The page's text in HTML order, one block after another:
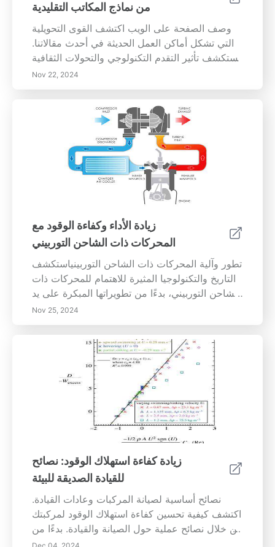
من نماذج المكاتب التقليدية
وصف الصفحة على الويب اكتشف القوى التحويلية
التي تشكل أماكن العمل الحديثة في أحدث مقالاتنا.
نستكشف تأثير التقدم التكنولوجي والتحولات الثقافية
على توقعات الموظفين، مع التركيز على زيادة العمل
عن بُعد وخيارات العمل المرنة. تعلم كيف تعطي
والاستدامة، وكفاءة التكاليف بينما تتكيف مع التقنيات
الجديدة وتعيد تعريف ثقافة مكان العمل. فهم
التحديات التي تواجه التعاون والتواصل في بيئات
العمل المتنوعة والهجينة. انضم إلينا بينما نتطلع إلى
المستقبل لأماكن العمل، مع التركيز على رفاهية
الموظفين وتصاميم مبتكرة تعزز الشمولية والإبداع.
ابقَ على اطلاع بأهم الاتجاهات التي ستحدد نجاح
Nov 22, 2024
زيادة الأداء وكفاءة الوقود مع
المحركات ذات الشاحن التوربيني
تطور وآلية المحركات ذات الشاحن التوربينياستكشف
التاريخ والتكنولوجيا المثيرة للاهتمام للمحركات ذات
الشاحن التوربيني، بدءًا من تطويراتها المبكرة على يد
ألفريد بوخي إلى تطبيقاتها الحديثة في السيارات
اليومية. تعرف على كيفية تحسين الشاحن التوربيني
لكفاءة المحرك وأدائه من خلال استخدام طاقة غاز
العادم لتعزيز القوة دون زيادة حجم المحرك. اكتشف
المزايا الكبيرة لمحركات الشاحن التوربيني، بما في
ذلك تحسين استهلاك الوقود وتقليل الانبعاثات، مع
مواجهة تحديات تأخر الشاحن والحرارة. أثناء تطلعنا
إلى المستقبل، اغمر في الابتكارات المستمرة ودور
الشحن التوربيني في مشهد السيارات الهجينة
والكهربائية المتغير. يبرز هذا الدليل الشامل فوائد
وتحديات تقنية الشاحن التوربيني، الضرورية
للمستهلكين الذين يهتمون بالبيئة وعشاق السيارات
على حد سواء.
Nov 25, 2024
زيادة كفاءة استهلاك الوقود: نصائح
للقيادة الصديقة للبيئة
نصائح أساسية لصيانة المركبات وعادات القيادة.
اكتشف كيفية تحسين كفاءة استهلاك الوقود لمركبتك
من خلال نصائح عملية حول الصيانة والقيادة. بدءًا من
ضمان تغيير الزيت المنتظم والتحقق من ضغط